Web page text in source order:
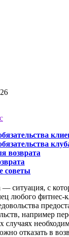
возврата
советы
— ситуация, с
любого
например
случаях
отказать в